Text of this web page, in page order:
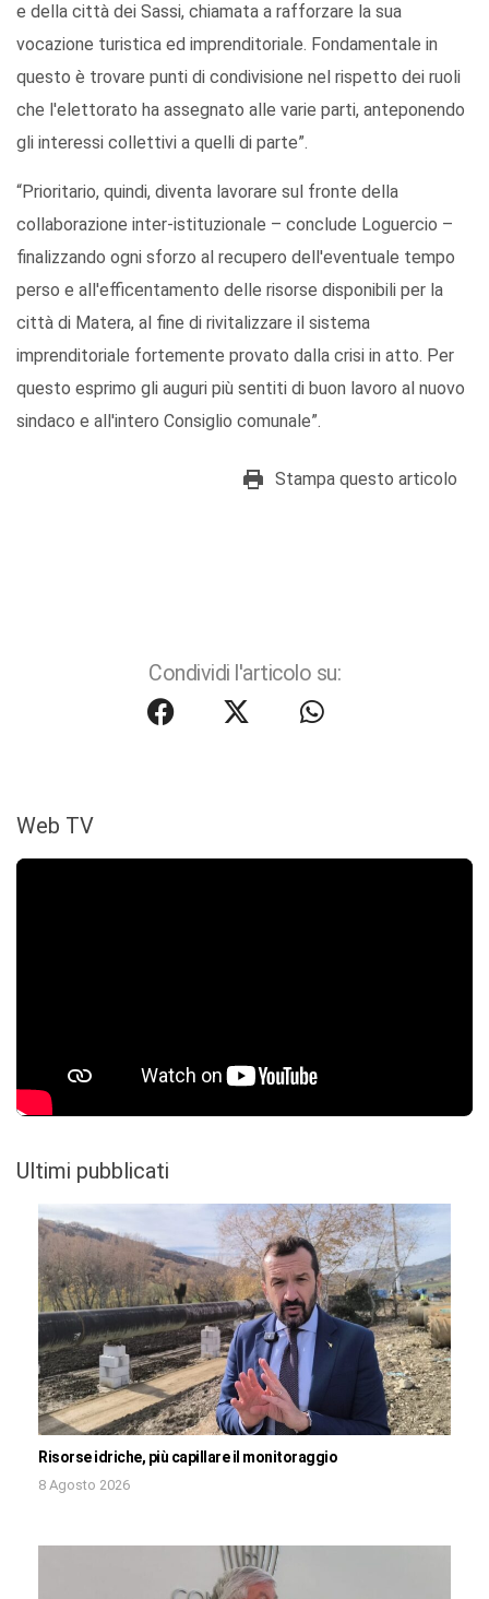
e della città dei Sassi, chiamata a rafforzare la sua
vocazione turistica ed imprenditoriale. Fondamentale in
questo è trovare punti di condivisione nel rispetto dei ruoli
che l'elettorato ha assegnato alle varie parti, anteponendo
gli interessi collettivi a quelli di parte”.
“Prioritario, quindi, diventa lavorare sul fronte della
collaborazione inter-istituzionale – conclude Loguercio –
finalizzando ogni sforzo al recupero dell'eventuale tempo
perso e all'efficentamento delle risorse disponibili per la
città di Matera, al fine di rivitalizzare il sistema
imprenditoriale fortemente provato dalla crisi in atto. Per
questo esprimo gli auguri più sentiti di buon lavoro al nuovo
sindaco e all'intero Consiglio comunale”.
Stampa questo articolo
Condividi l'articolo su:
Web TV
Ultimi pubblicati
Risorse idriche, più capillare il monitoraggio
8 Agosto 2026